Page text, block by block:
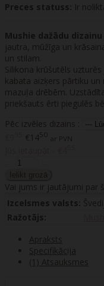
Preces statuss: Ir
Mushie dažādu
jautra, mūžīga un
un stilam.
Silikona krūšutēls
kabata aizķers pārtiku
mazuļa drēbēm.
priekšauts ērti piegulēs
Pēc izvēles dizains :
€1450 ar PVN
Vai jums ir jautājumi par
Izcelsmes valsts:
Ražotājs:
Apraksts
Specifikācija
(1) Atsauksmes